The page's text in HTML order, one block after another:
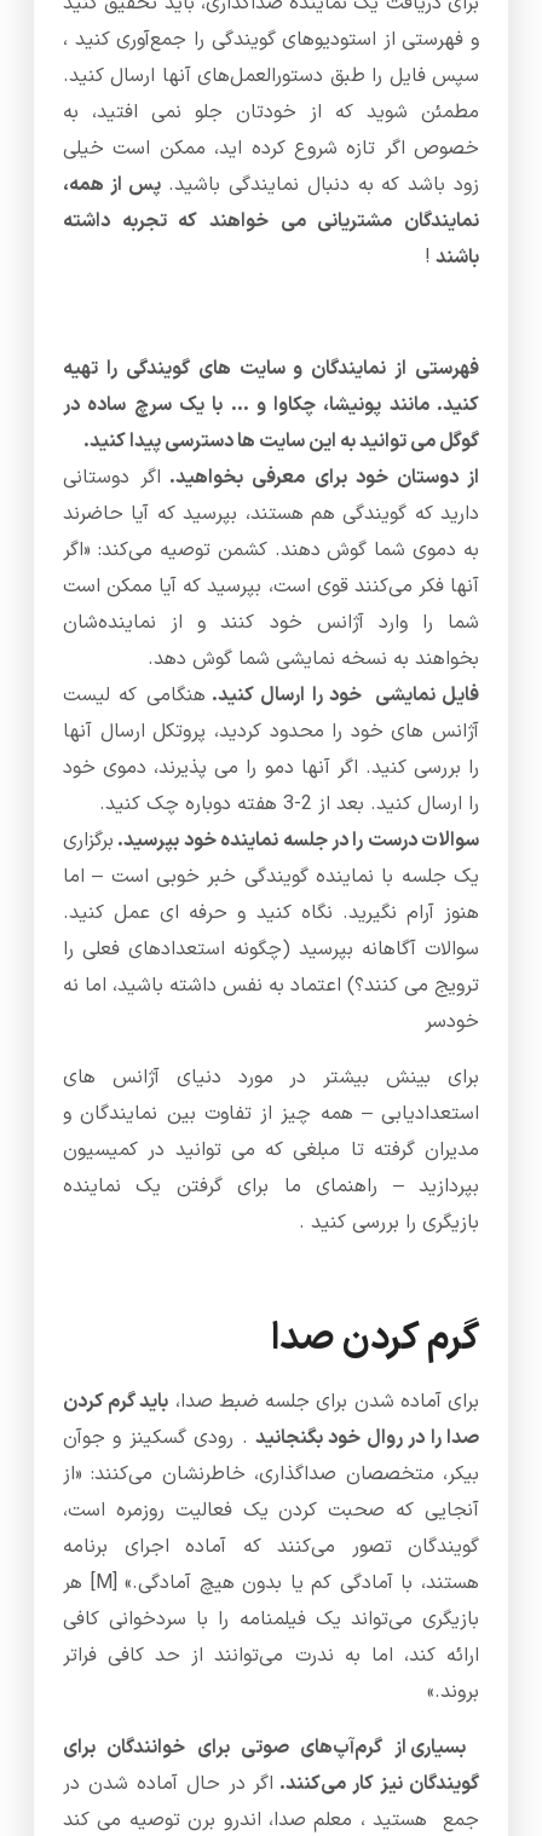
و فهرستی از استودیوهای گویندگی را جمع‌آوری کنید ،
سپس فایل را طبق دستورالعمل‌های آنها ارسال کنید.
مطمئن شوید که از خودتان جلو نمی افتید، به
خصوص اگر تازه شروع کرده اید، ممکن است خیلی
زود باشد که به دنبال نمایندگی باشید.پس از همه،
نمایندگان مشتریانی می خواهند که تجربه داشته
باشند !
فهرستی از نمایندگان و سایت های گویندگی را تهیه
کنید. مانند پونیشا، چکاوا و … با یک سرچ ساده در
گوگل می توانید به این سایت ها دسترسی پیدا کنید.
از دوستان خود برای معرفی بخواهید. اگر دوستانی
دارید که گویندگی هم هستند، بپرسید که آیا حاضرند
به دموی شما گوش دهند. کشمن توصیه می‌کند: «اگر
آنها فکر می‌کنند قوی است، بپرسید که آیا ممکن است
شما را وارد آژانس خود کنند و از نماینده‌شان
بخواهند به نسخه نمایشی شما گوش دهد.
فایل نمایشی خود را ارسال کنید. هنگامی که لیست
آژانس های خود را محدود کردید، پروتکل ارسال آنها
را بررسی کنید. اگر آنها دمو را می پذیرند، دموی خود
را ارسال کنید. بعد از 2-3 هفته دوباره چک کنید.
سوالات درست را در جلسه نماینده خود بپرسید. برگزاری
یک جلسه با نماینده گویندگی خبر خوبی است – اما
هنوز آرام نگیرید. نگاه کنید و حرفه ای عمل کنید.
سوالات آگاهانه بپرسید (چگونه استعدادهای فعلی را
ترویج می کنند؟) اعتماد به نفس داشته باشید، اما نه
خودسر
برای بینش بیشتر در مورد دنیای آژانس های
استعدادیابی – همه چیز از تفاوت بین نمایندگان و
مدیران گرفته تا مبلغی که می توانید در کمیسیون
بپردازید – راهنمای ما برای گرفتن یک نماینده
بازیگری را بررسی کنید .
گرم کردن صدا
برای آماده شدن برای جلسه ضبط صدا، باید گرم کردن
صدا را در روال خود بگنجانید . رودی گسکینز و جوآن
بیکر، متخصصان صداگذاری، خاطرنشان می‌کنند: «از
آنجایی که صحبت کردن یک فعالیت روزمره است،
گویندگان تصور می‌کنند که آماده اجرای برنامه
هستند، با آمادگی کم یا بدون هیچ آمادگی.» [M] هر
بازیگری می‌تواند یک فیلمنامه را با سردخوانی کافی
ارائه کند، اما به ندرت می‌توانند از حد کافی فراتر
بروند.»
بسیاری از گرم‌آپ‌های صوتی برای خوانندگان برای
گویندگان نیز کار می‌کنند. اگر در حال آماده شدن در
جمع هستید ، معلم صدا، اندرو برن توصیه می کند